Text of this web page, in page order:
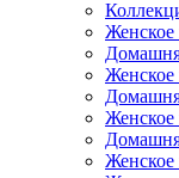
Женское
Женское
Женское
Женское